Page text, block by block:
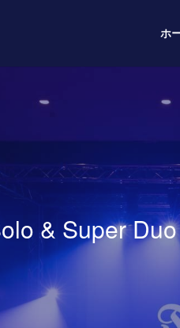
ホ
& Super